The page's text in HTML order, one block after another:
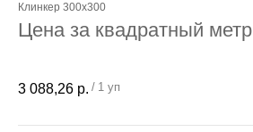
Клинкер 300x300
Цена за квадратный метр
3 088,26 р. / 1 уп